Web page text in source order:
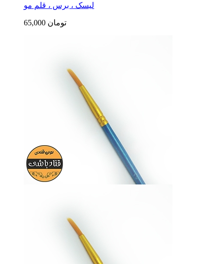
لیسک ، برس ، قلم مو
65,000 تومان